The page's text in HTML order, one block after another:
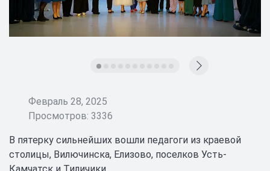
Февраль 28, 2025
Просмотров: 3336
В пятерку сильнейших вошли педагоги из краевой
столицы, Вилючинска, Елизово, поселков Усть-